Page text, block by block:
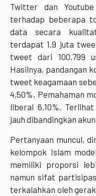
Twitter dan
terhadap beberapa
data secara
terdapat 1,9 juta
tweet dari 100,799
Hasilnya, pandangan
tweet keagamaan
4,50%, Pemahaman
liberal 6,10%.
jauh dibandingkan
Pertanyaan muncul,
kelompok Islam
memiliki proporsi
namun sifat
terkalahkan oleh